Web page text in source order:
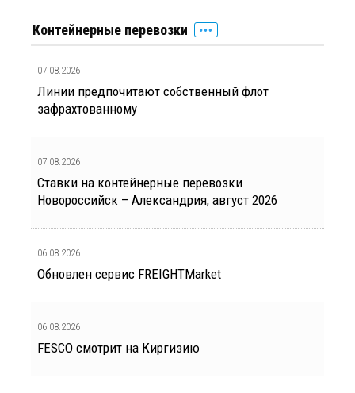
Контейнерные перевозки
07.08.2026
Линии предпочитают собственный флот
зафрахтованному
07.08.2026
Ставки на контейнерные перевозки
Новороссийск – Александрия, август 2026
06.08.2026
Обновлен сервис FREIGHTMarket
06.08.2026
FESCO смотрит на Киргизию